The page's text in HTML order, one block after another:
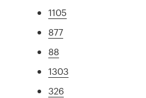
1105
877
88
1303
326